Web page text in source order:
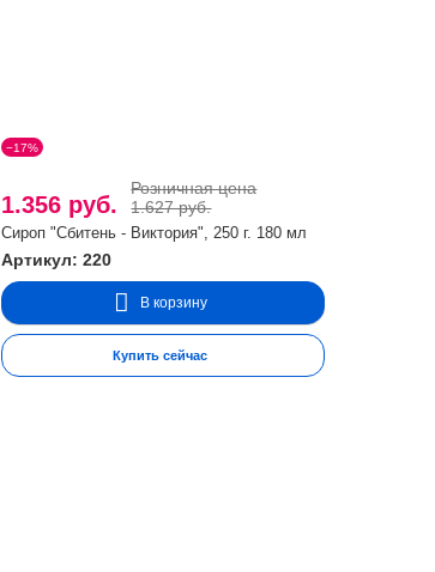
−17%
1.356 руб.
Розничная цена
1.627 руб.
Сироп "Сбитень - Виктория", 250 г. 180 мл
Артикул: 220
В корзину
Купить сейчас